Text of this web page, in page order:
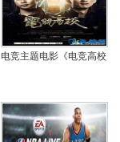
电竞主题电影《电竞高校